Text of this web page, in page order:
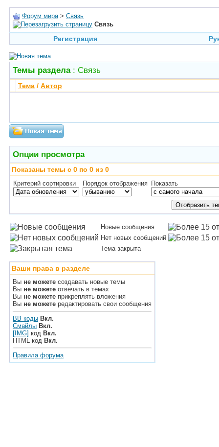
Форум мира > Связь
Связь
Регистрация
Темы раздела: Связь
Тема / Автор
Опции просмотра
Показаны темы с 0 по 0 из 0
Критерий сортировки Порядок отображения Показать
Новые сообщения
Нет новых сообщений
Тема закрыта
Ваши права в разделе
Вы не можете создавать новые темы
Вы не можете отвечать в темах
Вы не можете прикреплять вложения
Вы не можете редактировать свои сообщения
BB коды Вкл.
Смайлы Вкл.
[IMG] код Вкл.
HTML код Вкл.
Правила форума